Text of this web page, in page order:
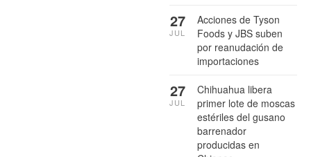
Acciones de Tyson
Foods y JBS suben
por reanudación de
importaciones
27
JUL
Chihuahua libera
primer lote de moscas
estériles del gusano
barrenador
producidas en
27
JUL